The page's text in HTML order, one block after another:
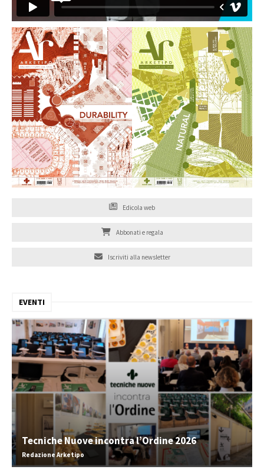
Edicola web
Abbonati e regala
Iscriviti alla newsletter
EVENTI
Tecniche Nuove incontra l’Ordine 2026
Redazione Arketipo